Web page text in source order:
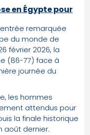
en Égypte pour
entrée remarquée
du monde de
février 2026, la
(86-77) face à
journée du
les hommes
attendus pour
la finale historique
août dernier.